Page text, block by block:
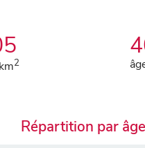
2
Répartition par âge